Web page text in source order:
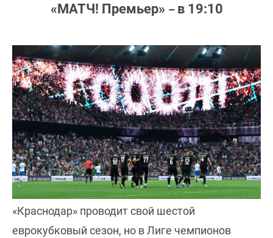
«МАТЧ! Премьер» – в 19:10
«Краснодар» проводит свой шестой
еврокубковый сезон, но в Лиге чемпионов